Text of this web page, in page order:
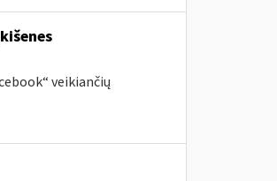
veikiančių